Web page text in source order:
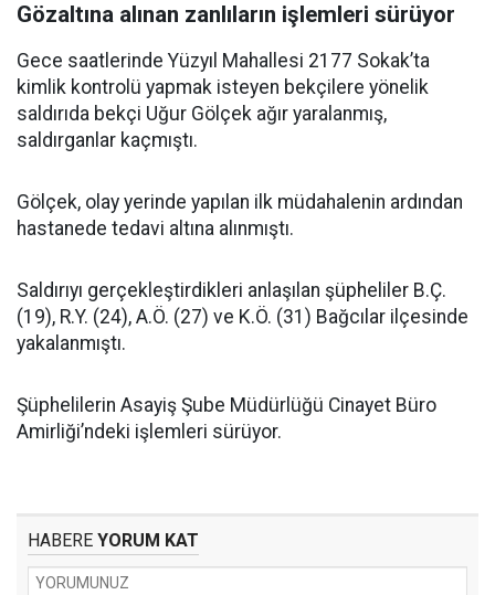
Gözaltına alınan zanlıların işlemleri sürüyor
Gece saatlerinde Yüzyıl Mahallesi 2177 Sokak’ta
kimlik kontrolü yapmak isteyen bekçilere yönelik
saldırıda bekçi Uğur Gölçek ağır yaralanmış,
saldırganlar kaçmıştı.
Gölçek, olay yerinde yapılan ilk müdahalenin ardından
hastanede tedavi altına alınmıştı.
Saldırıyı gerçekleştirdikleri anlaşılan şüpheliler B.Ç.
(19), R.Y. (24), A.Ö. (27) ve K.Ö. (31) Bağcılar ilçesinde
yakalanmıştı.
Şüphelilerin Asayiş Şube Müdürlüğü Cinayet Büro
Amirliği’ndeki işlemleri sürüyor.
HABERE YORUM KAT